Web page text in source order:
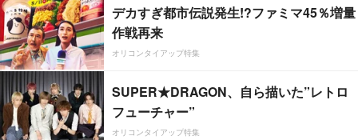
デカすぎ都市伝説発生!?ファミマ45％増量
作戦再来
オリコンタイアップ特集
SUPER★DRAGON、自ら描いた”レトロ
フューチャー”
オリコンタイアップ特集